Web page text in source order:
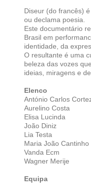
Diseur (do francês)
ou declama poesia.
Este documentário
Brasil em
identidade, da
O resultante é uma
beleza das vozes
ideias, miragens e
Elenco
António Carlos
Aurelino Costa
Elisa Lucinda
João Diniz
Lia Testa
Maria João Cantinho
Vanda Ecm
Wagner Merije
Equipa